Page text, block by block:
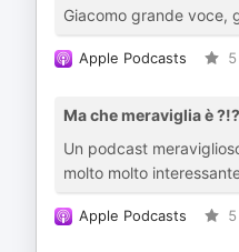
Giacomo grande voce,
Apple Podcasts 5
Ma che meraviglia è ?!?
Un podcast
molto molto
Apple Podcasts 5